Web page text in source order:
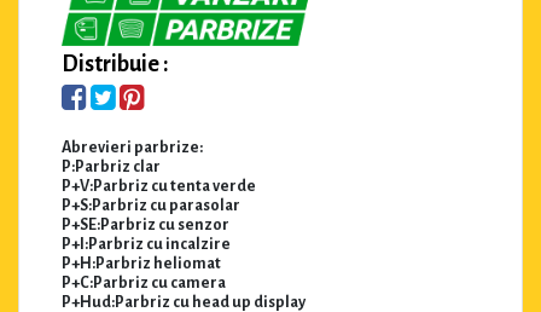
Distribuie :
Abrevieri parbrize:
P:Parbriz clar
P+V:Parbriz cu tenta verde
P+S:Parbriz cu parasolar
P+SE:Parbriz cu senzor
P+I:Parbriz cu incalzire
P+H:Parbriz heliomat
P+C:Parbriz cu camera
P+Hud:Parbriz cu head up display